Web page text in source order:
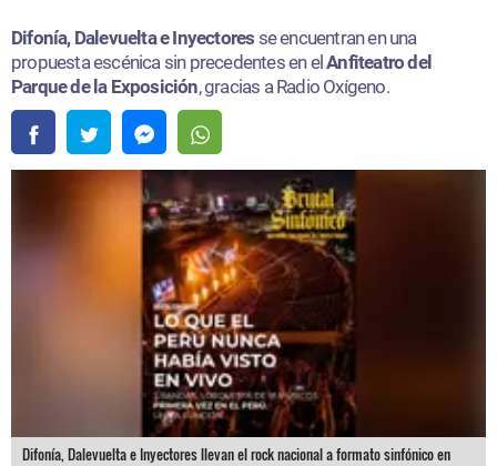
Difonía, Dalevuelta e Inyectores se encuentran en una
propuesta escénica sin precedentes en elAnfiteatro del
Parque de la Exposición, gracias a Radio Oxígeno.
Difonía, Dalevuelta e Inyectores llevan el rock nacional a formato sinfónico en